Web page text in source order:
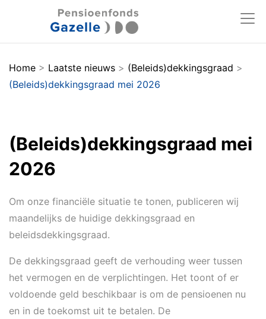
Home > Laatste nieuws > (Beleids)dekkingsgraad >
(Beleids)dekkingsgraad mei 2026
(Beleids)dekkingsgraad mei
2026
Om onze financiële situatie te tonen, publiceren wij
maandelijks de huidige dekkingsgraad en
beleidsdekkingsgraad.
De dekkingsgraad geeft de verhouding weer tussen
het vermogen en de verplichtingen. Het toont of er
voldoende geld beschikbaar is om de pensioenen nu
en in de toekomst uit te betalen. De